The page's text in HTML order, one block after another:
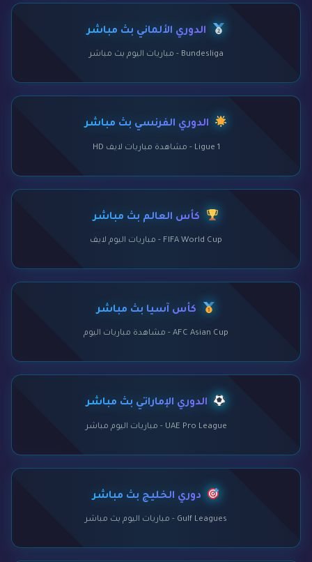
الدوري الألماني بث مباشر
Bundesliga - مباريات اليوم بث مباشر
الدوري الفرنسي بث مباشر
Ligue 1 - مشاهدة مباريات لايف HD
كأس العالم بث مباشر
FIFA World Cup - مباريات اليوم لايف
كأس آسيا بث مباشر
AFC Asian Cup - مشاهدة مباريات اليوم
الدوري الإماراتي بث مباشر
UAE Pro League - مباريات اليوم مباشر
دوري الخليج بث مباشر
Gulf Leagues - مباريات اليوم بث مباشر